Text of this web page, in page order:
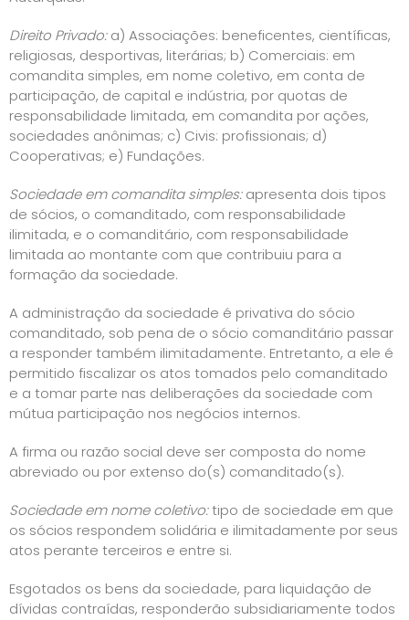
Direito Privado:a) Associações: beneficentes, científicas,
religiosas, desportivas, literárias; b) Comerciais: em
comandita simples, em nome coletivo, em conta de
participação, de capital e indústria, por quotas de
responsabilidade limitada, em comandita por ações,
sociedades anônimas; c) Civis: profissionais; d)
Cooperativas; e) Fundações.
Sociedade em comandita simples:apresenta dois tipos
de sócios, o comanditado, com responsabilidade
ilimitada, e o comanditário, com responsabilidade
limitada ao montante com que contribuiu para a
formação da sociedade.
A administração da sociedade é privativa do sócio
comanditado, sob pena de o sócio comanditário passar
a responder também ilimitadamente. Entretanto, a ele é
permitido fiscalizar os atos tomados pelo comanditado
e a tomar parte nas deliberações da sociedade com
mútua participação nos negócios internos.
A firma ou razão social deve ser composta do nome
abreviado ou por extenso do(s) comanditado(s).
Sociedade em nome coletivo:tipo de sociedade em que
os sócios respondem solidária e ilimitadamente por seus
atos perante terceiros e entre si.
Esgotados os bens da sociedade, para liquidação de
dívidas contraídas, responderão subsidiariamente todos